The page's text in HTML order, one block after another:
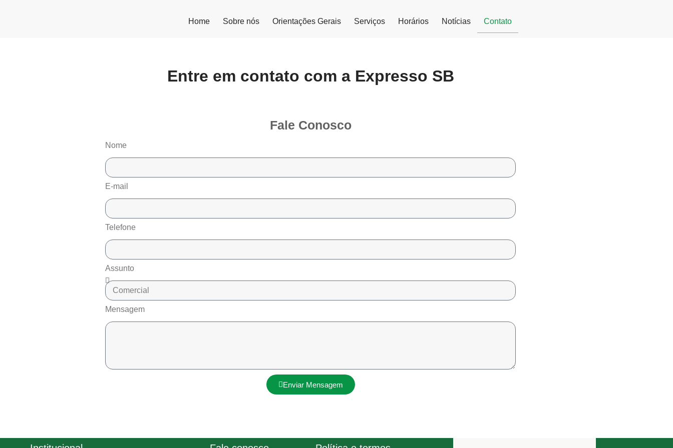
Home Sobre nós Orientações Gerais Serviços Horários Notícias Contato
Entre em contato com a Expresso SB
Fale Conosco
Nome
E-mail
Telefone
Assunto
Mensagem
Enviar Mensagem